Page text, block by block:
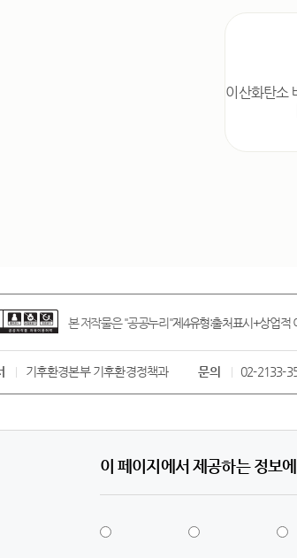
이산화탄소
본 저작물은 "공공누리"제4유형:출처표시+상업적
기후환경본부 기후환경정책과 문의 02-2133-
이 페이지에서 제공하는 정보